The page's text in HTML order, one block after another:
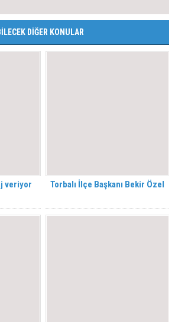
DİĞER KONULAR
veriyor Torbalı İlçe Başkanı Bekir Özel